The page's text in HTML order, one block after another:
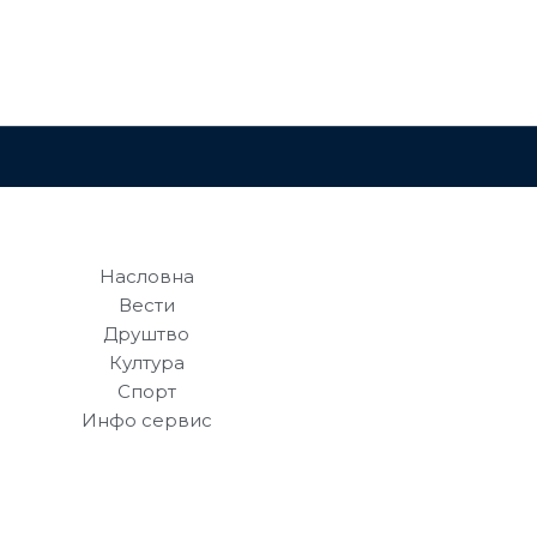
Насловна
Вести
Друштво
Култура
Спорт
Инфо сервис